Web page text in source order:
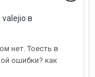
valejio в
нет. Тоесть в
ошибки? как